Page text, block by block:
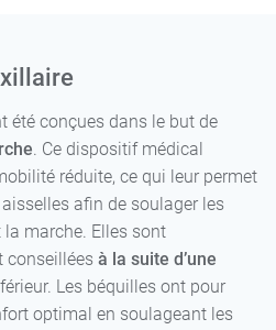
été conçues dans le but de
. Ce dispositif médical
réduite, ce qui leur permet
afin de soulager les
marche. Elles sont
conseillées à la suite d’une
Les béquilles ont pour
optimal en soulageant les